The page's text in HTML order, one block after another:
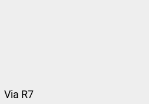
Via R7